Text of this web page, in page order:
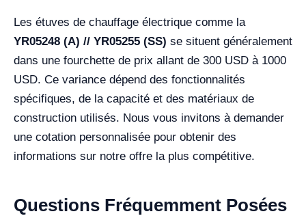
Les étuves de chauffage électrique comme la
YR05248 (A) // YR05255 (SS) se situent généralement
dans une fourchette de prix allant de 300 USD à 1000
USD. Ce variance dépend des fonctionnalités
spécifiques, de la capacité et des matériaux de
construction utilisés. Nous vous invitons à demander
une cotation personnalisée pour obtenir des
informations sur notre offre la plus compétitive.
Questions Fréquemment Posées